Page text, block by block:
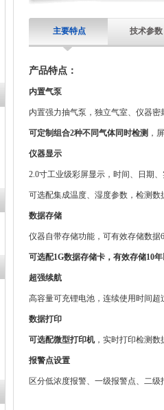
主要特点 技术参数
产品特点：
内置气泵
内置强力抽气泵，独立气室、仪器
可定制组合2种不同气体同时检测 ，
仪器显示
2.0寸工业级彩屏显示，时间、日期
可选配集成温度、湿度参数，检测数
数据存储
仪器自带存储功能，可有效存储数
可选配1G数据存储卡，有效存储10
超强续航
高容量可充锂电池，连续使用时间超
数据打印
可选配微型打印机，实时打印检测数
报警点设置
区分低浓度报警、一级报警点、二